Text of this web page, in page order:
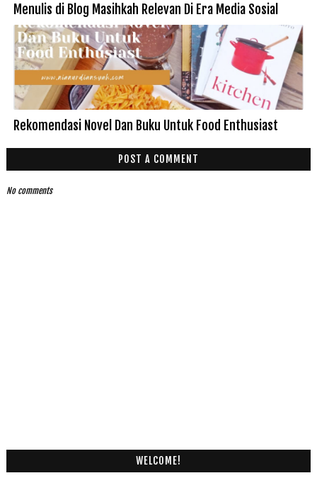
Menulis di Blog Masihkah Relevan Di Era Media Sosial
Rekomendasi Novel Dan Buku Untuk Food Enthusiast
POST A COMMENT
No comments
WELCOME!